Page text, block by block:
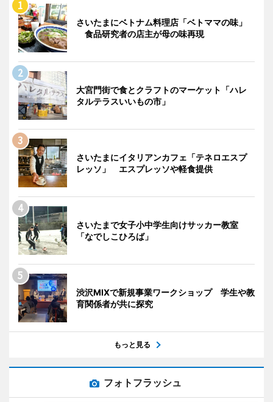
さいたまにベトナム料理店「ベトママの味」
食品研究者の店主が母の味再現
大宮門街で食とクラフトのマーケット「ハレ
タルテラスいいもの市」
さいたまにイタリアンカフェ「テネロエスプ
レッソ」 エスプレッソや軽食提供
さいたまで女子小中学生向けサッカー教室
「なでしこひろば」
渋沢MIXで新規事業ワークショップ 学生や教
育関係者が共に探究
もっと見る
フォトフラッシュ